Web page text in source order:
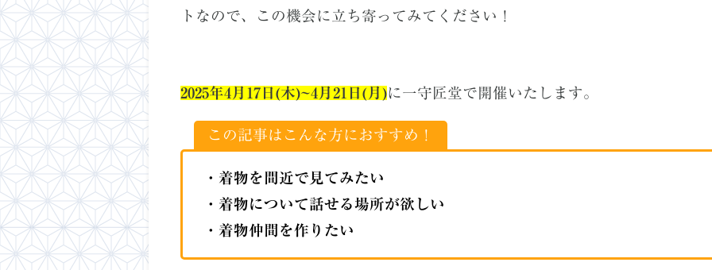
トなので、この機会に立ち寄ってみてください！
2025年4月17日(木)~4月21 日(月)に一守匠堂で開催いたします。
この記事はこんな方におすすめ！
・着物を間近で見てみたい
・着物について話せる場所が欲しい
・着物仲間を作りたい